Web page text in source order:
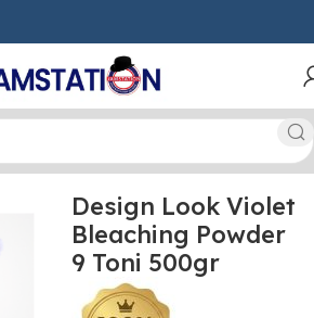
DECOLORANTI
Design Look Violet
Bleaching Powder
9 Toni 500gr